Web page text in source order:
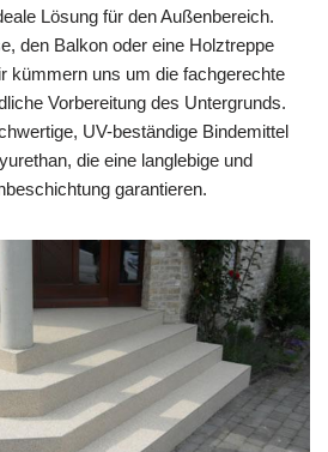
Lösung für den Außenbereich.
den Balkon oder eine Holztreppe
kümmern uns um die fachgerechte
Vorbereitung des Untergrunds.
UV-beständige Bindemittel
die eine langlebige und
garantieren.